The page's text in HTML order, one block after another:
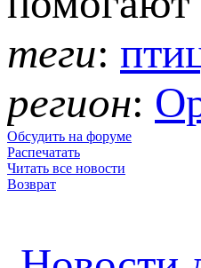
теги:
регион:
Обсудить на форуме
Распечатать
Читать все новости
Возврат